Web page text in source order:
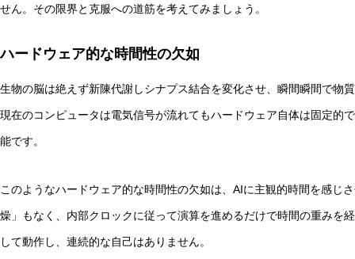
せん。その限界と克服への道筋を考えてみましょう。
ハードウェア的な時間性の欠如
生物の脳は絶えず新陳代謝しシナプス結合を変化させ、瞬間瞬間で物
現在のコンピュータは電気信号が流れてもハードウェア自体は固定的
能です。
このようなハードウェア的な時間性の欠如は、AIに主観的時間を感じ
燥」もなく、内部クロックに従って演算を進めるだけで時間の重みを
して動作し、連続的な自己はありません。